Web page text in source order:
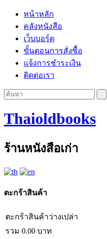
หน้าหลัก
คลังหนังสือ
เว็บบอร์ด
ขั้นตอนการสั่งซื้อ
แจ้งการชำระเงิน
ติดต่อเรา
Thaioldbooks
ร้านหนังสือเก่า
ตะกร้าสินค้า
ตะกร้าสินค้าว่างเปล่า
รวม 0.00 บาท